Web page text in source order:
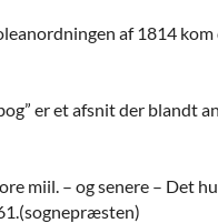
af 1814 kom
er et afsnit der blandt
miil. – og senere – Det